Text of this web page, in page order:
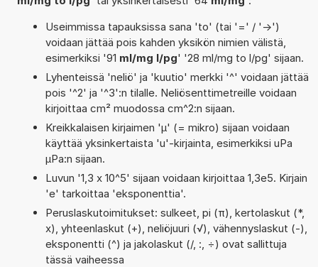
Useimmissa tapauksissa sana 'to' (tai '=' / '->')
voidaan jättää pois kahden yksikön nimien välistä,
esimerkiksi '91 ml/mg l/pg' '28 ml/mg to l/pg' sijaan.
Lyhenteissä 'neliö' ja 'kuutio' merkki '^' voidaan jättää
pois '^2' ja '^3':n tilalle. Neliösenttimetreille voidaan
kirjoittaa cm² muodossa cm^2:n sijaan.
Kreikkalaisen kirjaimen 'µ' (= mikro) sijaan voidaan
käyttää yksinkertaista 'u'-kirjainta, esimerkiksi uPa
µPa:n sijaan.
Luvun '1,3 x 10^5' sijaan voidaan kirjoittaa 1,3e5. Kirjain
'e' tarkoittaa 'eksponenttia'.
Peruslaskutoimitukset: sulkeet, pi (π), kertolaskut (*,
x), yhteenlaskut (+), neliöjuuri (√), vähennyslaskut (-),
eksponentti (^) ja jakolaskut (/, :, ÷) ovat sallittuja
tässä vaiheessa